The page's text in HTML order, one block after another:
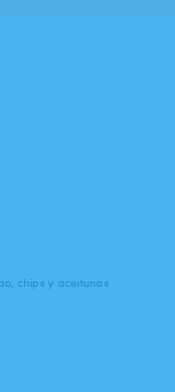
chips y aceitunas